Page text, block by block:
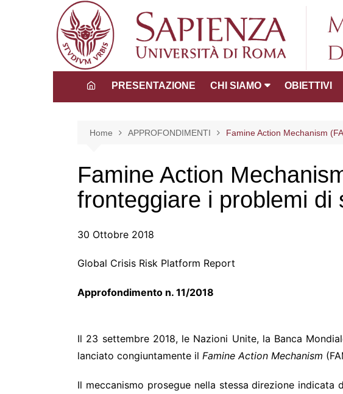
PRESENTAZIONE CHI SIAMO
Consiglio didattico-
La Comunità del Master
OBIETTIVI
Home APPROFONDIMENTI Famine Action Mechanism
Famine Action
fronteggiare i problemi di
30 Ottobre 2018
Global Crisis Risk Platform Report
Il 23 settembre 2018, le Nazioni Unite, la Banca
lanciato congiuntamente il Famine Action Mechanism
Il meccanismo prosegue nella stessa direzione